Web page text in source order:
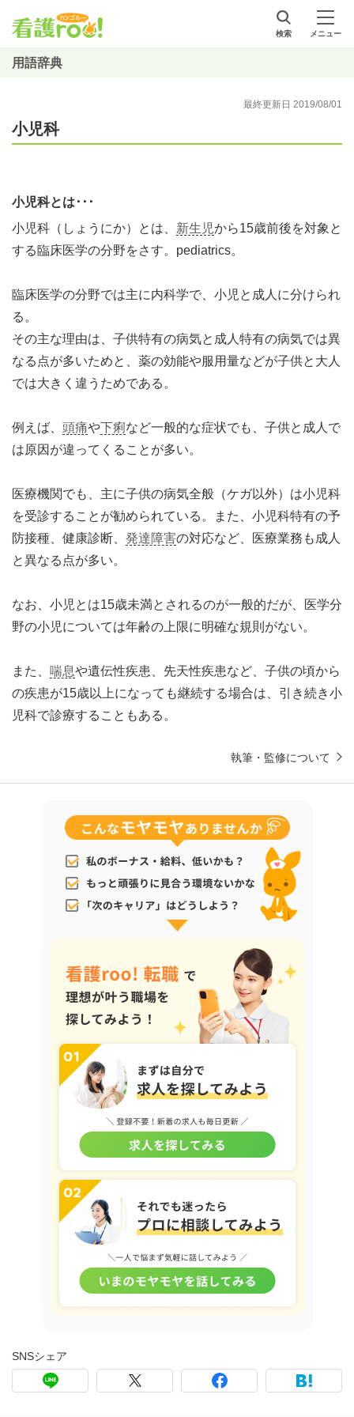
検索 メニュー
用語辞典
最終更新日 2019/08/01
小児科
小児科とは･･･
小児科（しょうにか）とは、 新生児から15歳前後を対象と
する臨床医学の分野をさす。pediatrics。
臨床医学の分野では主に内科学で、小児と成人に分けられ
る。
その主な理由は、子供特有の病気と成人特有の病気では異
なる点が多いためと、薬の効能や服用量などが子供と大人
では大きく違うためである。
例えば、 頭痛や下痢など一般的な症状でも、子供と成人で
は原因が違ってくることが多い。
医療機関でも、主に子供の病気全般（ケガ以外）は小児科
を受診することが勧められている。また、小児科特有の予
防接種、健康診断、 発達障害の対応など、医療業務も成人
と異なる点が多い。
なお、小児とは15歳未満とされるのが一般的だが、医学分
野の小児については年齢の上限に明確な規則がない。
また、 喘息や遺伝性疾患、先天性疾患など、子供の頃から
の疾患が15歳以上になっても継続する場合は、引き続き小
児科で診療することもある。
執筆・監修について
SNSシェア